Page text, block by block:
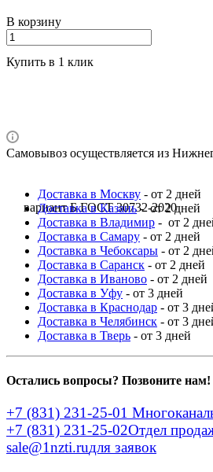
вариант Б ГОСТ 30732-2020
В корзину
Купить в 1 клик
Самовывоз осуществляется из
Доставка в Москву - от 2 дней
Доставка в Казань- от 2 дней
Доставка в Владимир - от 2
Доставка в Самару - от 2 дней
Доставка в Чебоксары - от 2
Доставка в Саранск - от 2 дней
Доставка в Иваново - от 2 дней
Доставка в Уфу - от 3 дней
Доставка в Краснодар - от 3
Доставка в Челябинск - от 3
Доставка в Тверь - от 3 дней
Остались вопросы? Позвоните нам!
+7 (831) 231-25-01
+7 (831) 231-25-02Отдел
sale@1nzti.ruдля заявок